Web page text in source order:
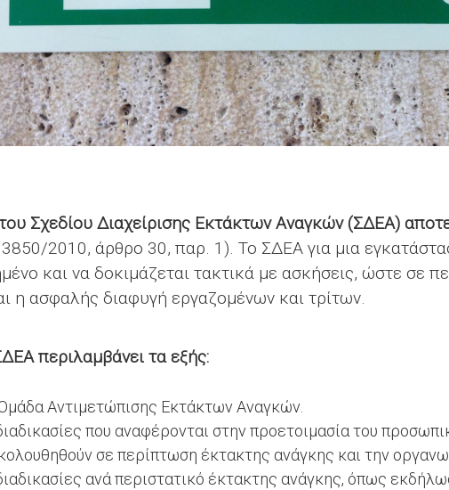
Σχεδίου Διαχείρισης Εκτάκτων Αναγκών (ΣΔΕΑ)
2010, άρθρο 30, παρ. 1). Το ΣΔΕΑ για μια
και να δοκιμάζεται τακτικά με ασκήσεις, ώστε σε
η ασφαλής διαφυγή εργαζομένων και τρίτων.
περιλαμβάνει τα εξής:
Αντιμετώπισης Εκτάκτων Αναγκών.
που αναφέρονται στην προετοιμασία του
σε περίπτωση έκτακτης ανάγκης και την
ανά περιστατικό έκτακτης ανάγκης, όπως